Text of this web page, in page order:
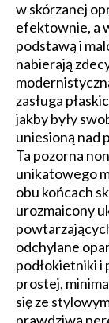
w skórzanej
efektownie, a
podstawą i
nabierają
zasługa
jakby były
uniesioną nad
Ta pozorna
unikatowego
obu końcach
urozmaicony
odchylane
podłokietniki i
prostej,
się ze